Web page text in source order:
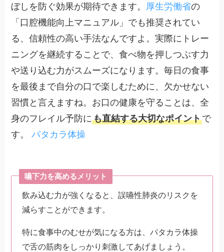
ぼしを防ぐ効果が期待できます。 厚生労働省の
「口腔機能向上マニュアル」でも推奨されてい
る、信頼性の高い手法なんですよ。実際にトレー
ニングを継続することで、食べ物を押しつぶす力
や送り込む力がスムーズになります。毎日の食事
を最後まで自分の口で楽しむために、欠かせない
習慣と言えますね。お口の健康を守ることは、全
身のフレイル予防にも直結する大切なポイントで
す。パタカラ体操
嚥下力を高めるメリット
飲み込む力が強くなると、誤嚥性肺炎のリスクを
減らすことができます。
特に食事中のむせが気になる方は、パタカラ体操
で舌の筋肉をしっかり刺激してあげましょう。